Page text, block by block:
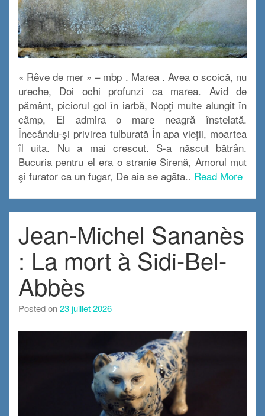
« Rêve de mer » – mbp . Marea . Avea o scoică, nu
ureche, Doi ochi profunzi ca marea. Avid de
pământ, piciorul gol în iarbă, Nopţi multe alungit în
câmp, El admira o mare neagră înstelată.
Înecându-şi privirea tulburată În apa vieții, moartea
îl uita. Nu a mai crescut. S-a născut bătrân.
Bucuria pentru el era o stranie Sirenă, Amorul mut
şi furator ca un fugar, De aia se agäta.. Read More
Jean-Michel Sananès
: La mort à Sidi-Bel-
Abbès
Posted on23 juillet 2026